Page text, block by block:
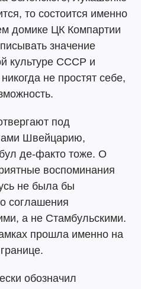
то состоится именно
домике ЦК Компартии
значение
культуре СССР и
не простят себе,
под
Швейцарию,
де-факто тоже. О
воспоминания
не была бы
соглашения
а не Стамбульскими.
прошла именно на
обозначил